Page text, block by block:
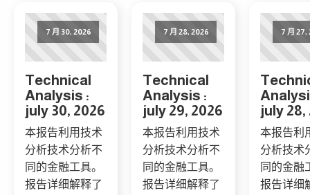
7 月 30, 2026
Technical
Analysis :
july 30, 2026
本报告利用技术
分析技术分析不
同的金融工具。
报告详细解释了
7 月 28, 2026
Technical
Analysis :
july 29, 2026
本报告利用技术
分析技术分析不
同的金融工具。
报告详细解释了
7 月 27,
july 28,
本报告利
分析技术
同的金融
报告详细